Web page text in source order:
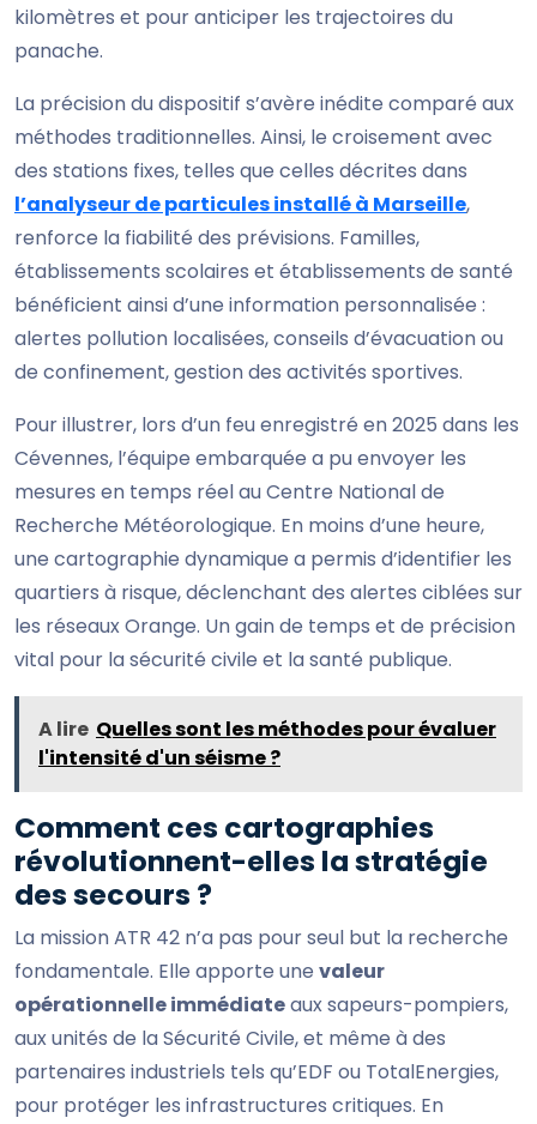
kilomètres et pour anticiper les trajectoires du
panache.
La précision du dispositif s’avère inédite comparé aux
méthodes traditionnelles. Ainsi, le croisement avec
des stations fixes, telles que celles décrites dans
l’analyseur de particules installé à Marseille,
renforce la fiabilité des prévisions. Familles,
établissements scolaires et établissements de santé
bénéficient ainsi d’une information personnalisée :
alertes pollution localisées, conseils d’évacuation ou
de confinement, gestion des activités sportives.
Pour illustrer, lors d’un feu enregistré en 2025 dans les
Cévennes, l’équipe embarquée a pu envoyer les
mesures en temps réel au Centre National de
Recherche Météorologique. En moins d’une heure,
une cartographie dynamique a permis d’identifier les
quartiers à risque, déclenchant des alertes ciblées sur
les réseaux Orange. Un gain de temps et de précision
vital pour la sécurité civile et la santé publique.
A lire Quelles sont les méthodes pour évaluer
l'intensité d'un séisme ?
Comment ces cartographies
révolutionnent-elles la stratégie
des secours ?
La mission ATR 42 n’a pas pour seul but la recherche
fondamentale. Elle apporte une valeur
opérationnelle immédiateaux sapeurs-pompiers,
aux unités de la Sécurité Civile, et même à des
partenaires industriels tels qu’EDF ou TotalEnergies,
pour protéger les infrastructures critiques. En